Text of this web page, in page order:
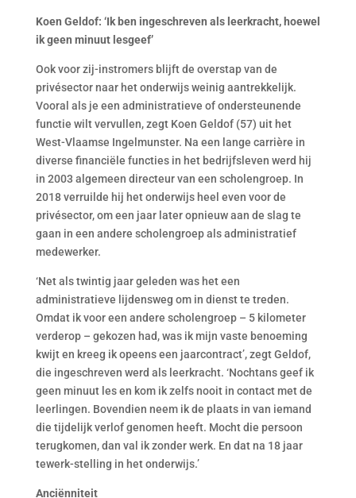
Koen Geldof: ‘Ik ben ingeschreven als leerkracht, hoewel
ik geen minuut lesgeef’
Ook voor zij-instromers blijft de overstap van de
privésector naar het onderwijs weinig aantrekkelijk.
Vooral als je een administratieve of ondersteunende
functie wilt vervullen, zegt Koen Geldof (57) uit het
West-Vlaamse Ingelmunster. Na een lange carrière in
diverse financiële functies in het bedrijfsleven werd hij
in 2003 algemeen directeur van een scholengroep. In
2018 verruilde hij het onderwijs heel even voor de
privésector, om een jaar later opnieuw aan de slag te
gaan in een andere scholengroep als administratief
medewerker.
‘Net als twintig jaar geleden was het een
administratieve lijdensweg om in dienst te treden.
Omdat ik voor een andere scholengroep – 5 kilometer
verderop – gekozen had, was ik mijn vaste benoeming
kwijt en kreeg ik opeens een jaarcontract’, zegt Geldof,
die ingeschreven werd als leerkracht. ‘Nochtans geef ik
geen minuut les en kom ik zelfs nooit in contact met de
leerlingen. Bovendien neem ik de plaats in van iemand
die tijdelijk verlof genomen heeft. Mocht die persoon
terugkomen, dan val ik zonder werk. En dat na 18 jaar
tewerk-stelling in het onderwijs.’
Anciënniteit